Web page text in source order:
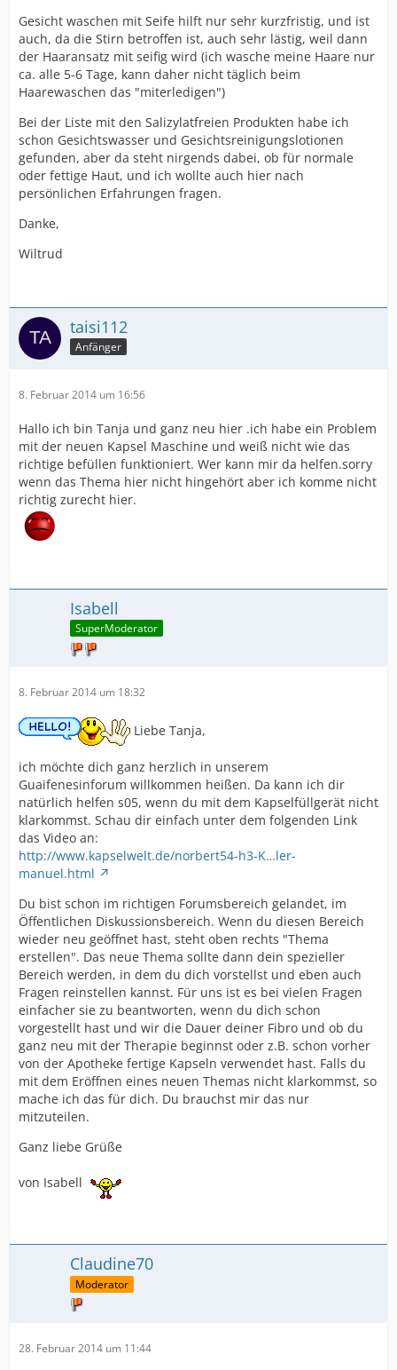
Gesicht waschen mit Seife hilft nur sehr kurzfristig, und ist
auch, da die Stirn betroffen ist, auch sehr lästig, weil dann
der Haaransatz mit seifig wird (ich wasche meine Haare nur
ca. alle 5-6 Tage, kann daher nicht täglich beim
Haarewaschen das "miterledigen")
Bei der Liste mit den Salizylatfreien Produkten habe ich
schon Gesichtswasser und Gesichtsreinigungslotionen
gefunden, aber da steht nirgends dabei, ob für normale
oder fettige Haut, und ich wollte auch hier nach
persönlichen Erfahrungen fragen.
Danke,
Wiltrud
taisi112
Anfänger
8. Februar 2014 um 16:56
Hallo ich bin Tanja und ganz neu hier .ich habe ein Problem
mit der neuen Kapsel Maschine und weiß nicht wie das
richtige befüllen funktioniert. Wer kann mir da helfen.sorry
wenn das Thema hier nicht hingehört aber ich komme nicht
richtig zurecht hier.
Isabell
SuperModerator
8. Februar 2014 um 18:32
Liebe Tanja,
ich möchte dich ganz herzlich in unserem
Guaifenesinforum willkommen heißen. Da kann ich dir
natürlich helfen s05, wenn du mit dem Kapselfüllgerät nicht
klarkommst. Schau dir einfach unter dem folgenden Link
das Video an:
http://www.kapselwelt.de/norbert54-h3-K…ler-
manuel.html
Du bist schon im richtigen Forumsbereich gelandet, im
Öffentlichen Diskussionsbereich. Wenn du diesen Bereich
wieder neu geöffnet hast, steht oben rechts "Thema
erstellen". Das neue Thema sollte dann dein spezieller
Bereich werden, in dem du dich vorstellst und eben auch
Fragen reinstellen kannst. Für uns ist es bei vielen Fragen
einfacher sie zu beantworten, wenn du dich schon
vorgestellt hast und wir die Dauer deiner Fibro und ob du
ganz neu mit der Therapie beginnst oder z.B. schon vorher
von der Apotheke fertige Kapseln verwendet hast. Falls du
mit dem Eröffnen eines neuen Themas nicht klarkommst, so
mache ich das für dich. Du brauchst mir das nur
mitzuteilen.
Ganz liebe Grüße
von Isabell
Claudine70
Moderator
28. Februar 2014 um 11:44